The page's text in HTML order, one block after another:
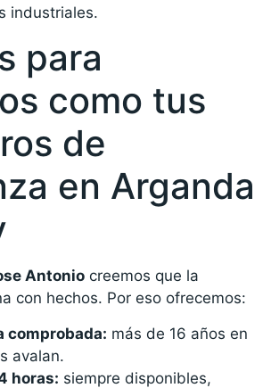
industriales.
para
como tus
de
en Arganda
Antonio creemos que la
con hechos. Por eso ofrecemos:
comprobada: más de 16 años en
avalan.
horas: siempre disponibles,